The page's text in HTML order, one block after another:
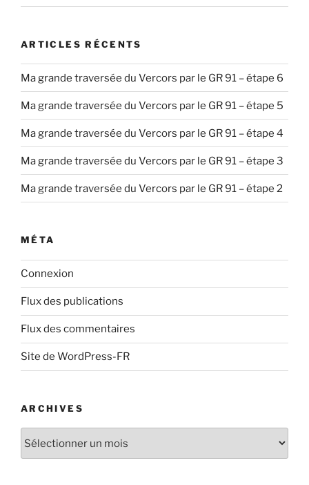
ARTICLES RÉCENTS
Ma grande traversée du Vercors par le GR 91 – étape 6
Ma grande traversée du Vercors par le GR 91 – étape 5
Ma grande traversée du Vercors par le GR 91 – étape 4
Ma grande traversée du Vercors par le GR 91 – étape 3
Ma grande traversée du Vercors par le GR 91 – étape 2
MÉTA
Connexion
Flux des publications
Flux des commentaires
Site de WordPress-FR
ARCHIVES